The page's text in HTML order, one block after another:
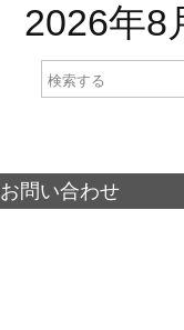
2026年8
お問い合わせ